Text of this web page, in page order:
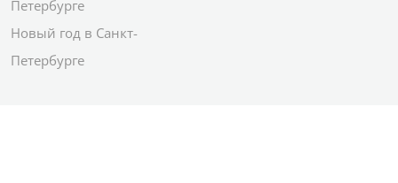
Петербурге
Новый год в Санкт-
Петербурге